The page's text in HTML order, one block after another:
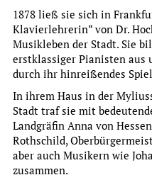
1878 ließ sie sich in
Klavierlehrerin“ von Dr.
Musikleben der Stadt. Sie
erstklassiger Pianisten aus
durch ihr hinreißendes
In ihrem Haus in der
Stadt traf sie mit
Landgräfin Anna von
Rothschild,
aber auch Musikern wie
zusammen.
Permanent Exhibition